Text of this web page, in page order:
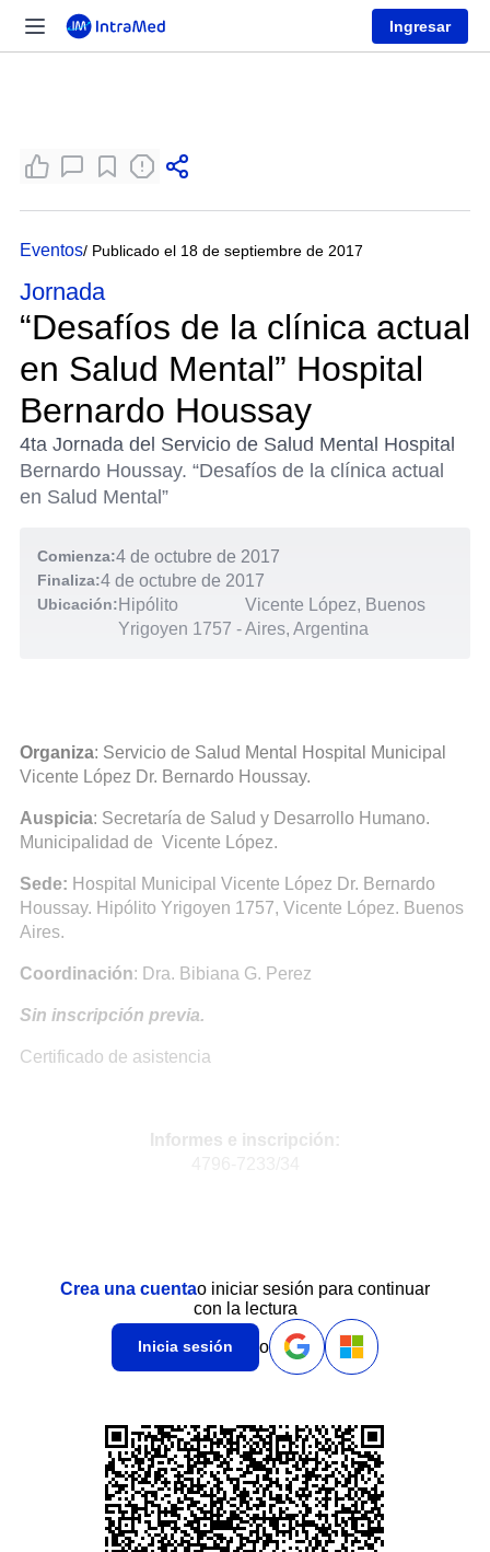
Ingresar
Eventos/ Publicado el 18 de septiembre de 2017
Jornada
“Desafíos de la clínica actual
en Salud Mental” Hospital
Bernardo Houssay
4ta Jornada del Servicio de Salud Mental Hospital
Bernardo Houssay. “Desafíos de la clínica actual
en Salud Mental”
Comienza:4 de octubre de 2017
Finaliza:4 de octubre de 2017
Ubicación: Hipólito
Yrigoyen 1757 -
Vicente López, Buenos
Aires, Argentina
Organiza: Servicio de Salud Mental Hospital Municipal
Vicente López Dr. Bernardo Houssay.
Auspicia: Secretaría de Salud y Desarrollo Humano.
Municipalidad de Vicente López.
Sede: Hospital Municipal Vicente López Dr. Bernardo
Houssay. Hipólito Yrigoyen 1757, Vicente López. Buenos
Aires.
Coordinación: Dra. Bibiana G. Perez
Sin inscripción previa.
Certificado de asistencia
Informes e inscripción:
Crea una cuentao iniciar sesión para continuar
con la lectura
Inicia sesión o